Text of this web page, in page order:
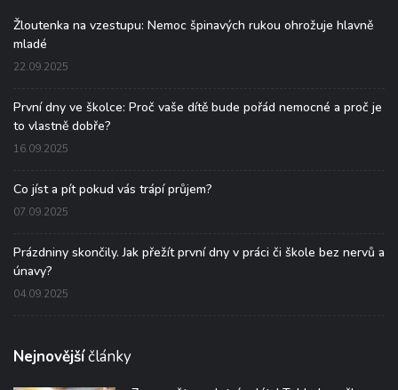
Žloutenka na vzestupu: Nemoc špinavých rukou ohrožuje hlavně
mladé
22.09.2025
První dny ve školce: Proč vaše dítě bude pořád nemocné a proč je
to vlastně dobře?
16.09.2025
Co jíst a pít pokud vás trápí průjem?
07.09.2025
Prázdniny skončily. Jak přežít první dny v práci či škole bez nervů a
únavy?
04.09.2025
Nejnovějšíčlánky